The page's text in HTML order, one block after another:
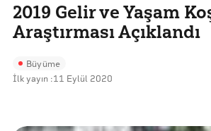
2019 Gelir ve Yaşam
Araştırması Açıklandı
Büyüme
İlk yayın :11 Eylül 2020